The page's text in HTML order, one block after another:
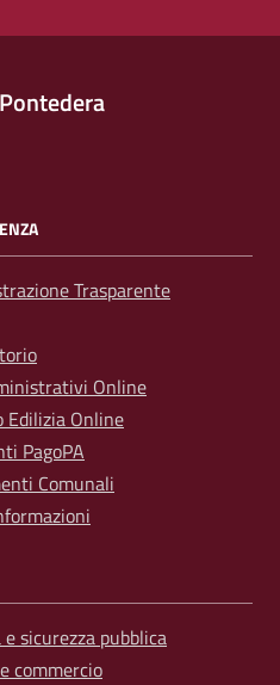
Trasparente
Online
Edilizia Online
PagoPA
Comunali
sicurezza pubblica
commercio